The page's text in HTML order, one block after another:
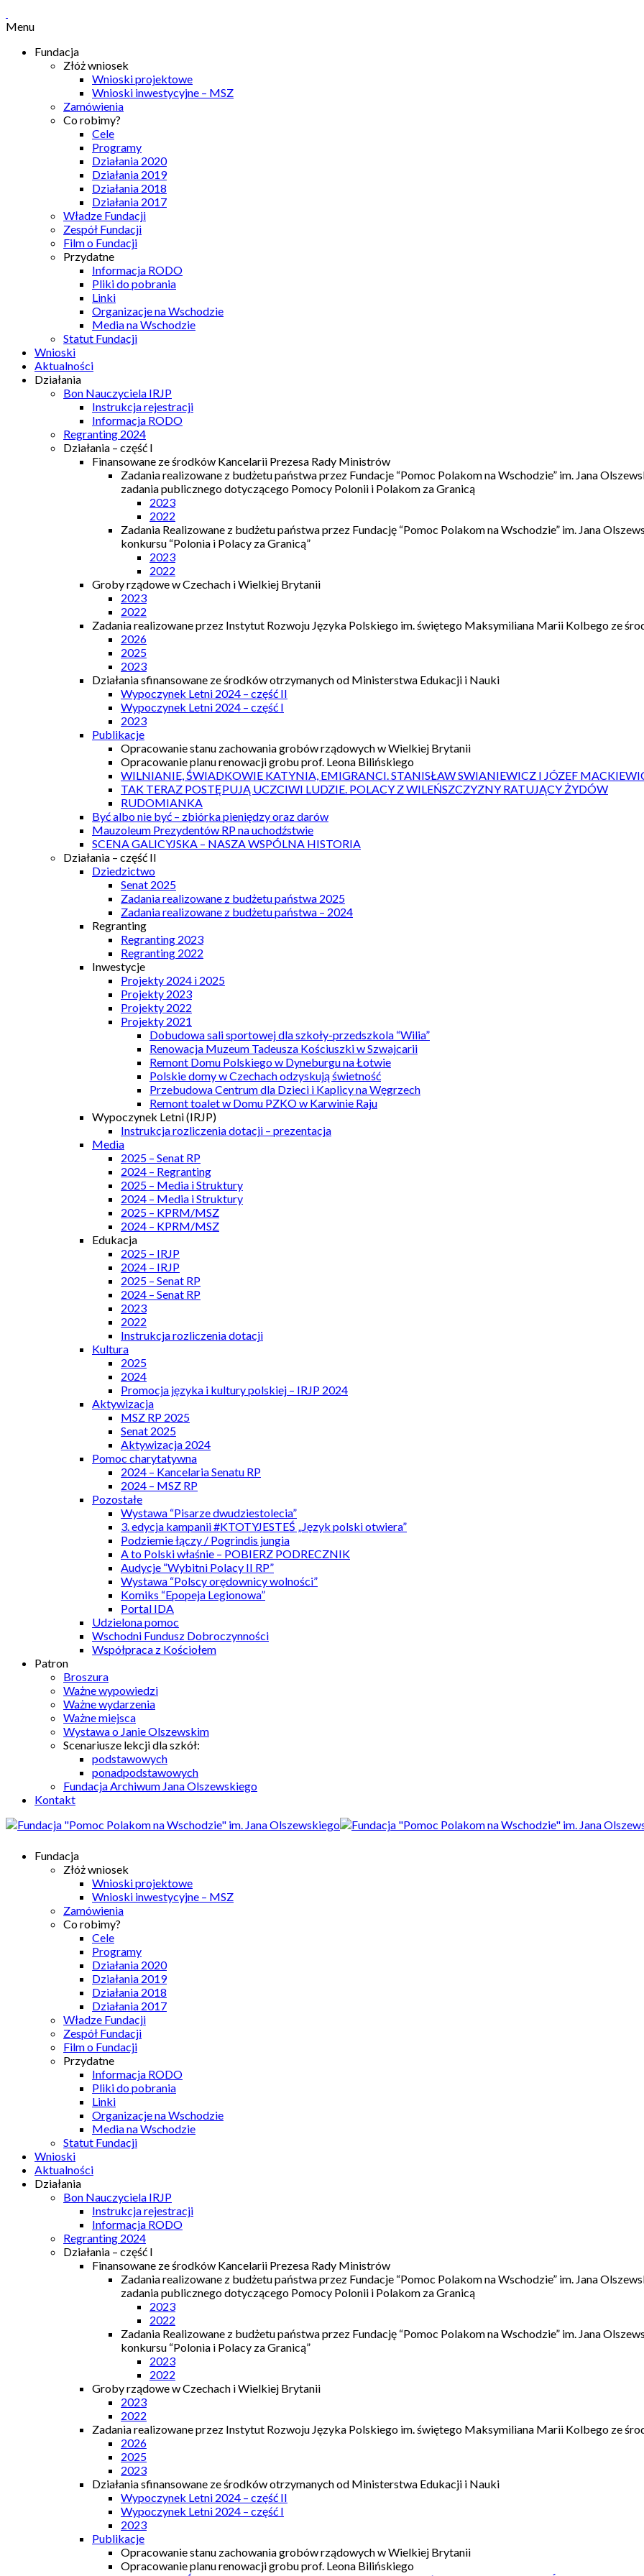
Menu
Fundacja
Złóż wniosek
Wnioski projektowe
Wnioski inwestycyjne – MSZ
Zamówienia
Co robimy?
Cele
Programy
Działania 2020
Działania 2019
Działania 2018
Działania 2017
Władze Fundacji
Zespół Fundacji
Film o Fundacji
Przydatne
Informacja RODO
Pliki do pobrania
Linki
Organizacje na Wschodzie
Media na Wschodzie
Statut Fundacji
Wnioski
Aktualności
Działania
Bon Nauczyciela IRJP
Instrukcja rejestracji
Informacja RODO
Regranting 2024
Działania – część I
Finansowane ze środków Kancelarii Prezesa Rady Ministrów
Zadania realizowane z budżetu państwa przez Fundacje “Pomoc Polakom na Wschodzie” im. Jana
zadania publicznego dotyczącego Pomocy Polonii i Polakom za Granicą
2023
2022
Zadania Realizowane z budżetu państwa przez Fundację “Pomoc Polakom na Wschodzie” im. Jana
konkursu “Polonia i Polacy za Granicą”
2023
2022
Groby rządowe w Czechach i Wielkiej Brytanii
2023
2022
Zadania realizowane przez Instytut Rozwoju Języka Polskiego im. świętego Maksymiliana Marii Kolbego ze
2026
2025
2023
Działania sfinansowane ze środków otrzymanych od Ministerstwa Edukacji i Nauki
Wypoczynek Letni 2024 – część II
Wypoczynek Letni 2024 – część I
2023
Publikacje
Opracowanie stanu zachowania grobów rządowych w Wielkiej Brytanii
Opracowanie planu renowacji grobu prof. Leona Bilińskiego
WILNIANIE, ŚWIADKOWIE KATYNIA, EMIGRANCI. STANISŁAW SWIANIEWICZ I JÓZEF
TAK TERAZ POSTĘPUJĄ UCZCIWI LUDZIE. POLACY Z WILEŃSZCZYZNY RATUJĄCY ŻYDÓW
RUDOMIANKA
Być albo nie być – zbiórka pieniędzy oraz darów
Mauzoleum Prezydentów RP na uchodźstwie
SCENA GALICYJSKA – NASZA WSPÓLNA HISTORIA
Działania – część II
Dziedzictwo
Senat 2025
Zadania realizowane z budżetu państwa 2025
Zadania realizowane z budżetu państwa – 2024
Regranting
Regranting 2023
Regranting 2022
Inwestycje
Projekty 2024 i 2025
Projekty 2023
Projekty 2022
Projekty 2021
Dobudowa sali sportowej dla szkoły-przedszkola “Wilia”
Renowacja Muzeum Tadeusza Kościuszki w Szwajcarii
Remont Domu Polskiego w Dyneburgu na Łotwie
Polskie domy w Czechach odzyskują świetność
Przebudowa Centrum dla Dzieci i Kaplicy na Węgrzech
Remont toalet w Domu PZKO w Karwinie Raju
Wypoczynek Letni (IRJP)
Instrukcja rozliczenia dotacji – prezentacja
Media
2025 – Senat RP
2024 – Regranting
2025 – Media i Struktury
2024 – Media i Struktury
2025 – KPRM/MSZ
2024 – KPRM/MSZ
Edukacja
2025 – IRJP
2024 – IRJP
2025 – Senat RP
2024 – Senat RP
2023
2022
Instrukcja rozliczenia dotacji
Kultura
2025
2024
Promocja języka i kultury polskiej – IRJP 2024
Aktywizacja
MSZ RP 2025
Senat 2025
Aktywizacja 2024
Pomoc charytatywna
2024 – Kancelaria Senatu RP
2024 – MSZ RP
Pozostałe
Wystawa “Pisarze dwudziestolecia”
3. edycja kampanii #KTOTYJESTEŚ „Język polski otwiera”
Podziemie łączy / Pogrindis jungia
A to Polski właśnie – POBIERZ PODRECZNIK
Audycje “Wybitni Polacy II RP”
Wystawa “Polscy orędownicy wolności”
Komiks “Epopeja Legionowa”
Portal IDA
Udzielona pomoc
Wschodni Fundusz Dobroczynności
Współpraca z Kościołem
Patron
Broszura
Ważne wypowiedzi
Ważne wydarzenia
Ważne miejsca
Wystawa o Janie Olszewskim
Scenariusze lekcji dla szkół:
podstawowych
ponadpodstawowych
Fundacja Archiwum Jana Olszewskiego
Kontakt
Fundacja
Złóż wniosek
Wnioski projektowe
Wnioski inwestycyjne – MSZ
Zamówienia
Co robimy?
Cele
Programy
Działania 2020
Działania 2019
Działania 2018
Działania 2017
Władze Fundacji
Zespół Fundacji
Film o Fundacji
Przydatne
Informacja RODO
Pliki do pobrania
Linki
Organizacje na Wschodzie
Media na Wschodzie
Statut Fundacji
Wnioski
Aktualności
Działania
Bon Nauczyciela IRJP
Instrukcja rejestracji
Informacja RODO
Regranting 2024
Działania – część I
Finansowane ze środków Kancelarii Prezesa Rady Ministrów
Zadania realizowane z budżetu państwa przez Fundacje “Pomoc Polakom na Wschodzie” im. Jana
zadania publicznego dotyczącego Pomocy Polonii i Polakom za Granicą
2023
2022
Zadania Realizowane z budżetu państwa przez Fundację “Pomoc Polakom na Wschodzie” im. Jana
konkursu “Polonia i Polacy za Granicą”
2023
2022
Groby rządowe w Czechach i Wielkiej Brytanii
2023
2022
Zadania realizowane przez Instytut Rozwoju Języka Polskiego im. świętego Maksymiliana Marii Kolbego ze
2026
2025
2023
Działania sfinansowane ze środków otrzymanych od Ministerstwa Edukacji i Nauki
Wypoczynek Letni 2024 – część II
Wypoczynek Letni 2024 – część I
2023
Publikacje
Opracowanie stanu zachowania grobów rządowych w Wielkiej Brytanii
Opracowanie planu renowacji grobu prof. Leona Bilińskiego